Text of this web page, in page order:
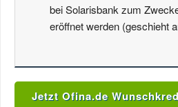
bei Solarisbank zum
eröffnet werden (geschieht
Jetzt Ofina.de